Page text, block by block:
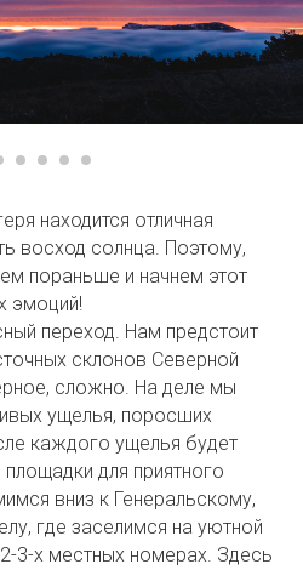
находится отличная
восход солнца. Поэтому,
пораньше и начнем этот
эмоций!
переход. Нам предстоит
склонов Северной
сложно. На деле мы
ущелья, поросших
каждого ущелья будет
для приятного
вниз к Генеральскому,
где заселимся на уютной
3-х местных номерах. Здесь